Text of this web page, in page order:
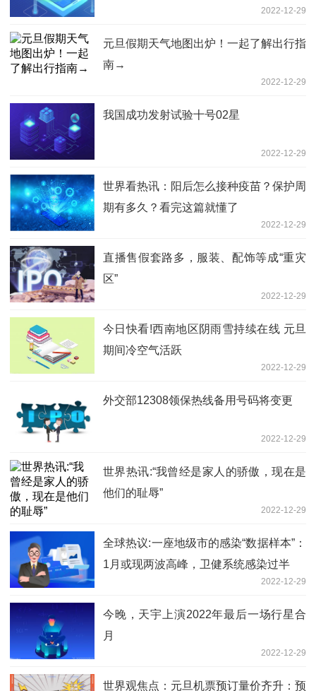
2022-12-29
元旦假期天气地图出炉！一起了解出行指
南→
2022-12-29
我国成功发射试验十号02星
2022-12-29
世界看热讯：阳后怎么接种疫苗？保护周
期有多久？看完这篇就懂了
2022-12-29
直播售假套路多，服装、配饰等成“重灾
区”
2022-12-29
今日快看!西南地区阴雨雪持续在线 元旦
期间冷空气活跃
2022-12-29
外交部12308领保热线备用号码将变更
2022-12-29
世界热讯:“我曾经是家人的骄傲，现在是
他们的耻辱”
2022-12-29
全球热议:一座地级市的感染“数据样本”：
1月或现两波高峰，卫健系统感染过半
2022-12-29
今晚，天宇上演2022年最后一场行星合
月
2022-12-29
世界观焦点：元旦机票预订量价齐升：预